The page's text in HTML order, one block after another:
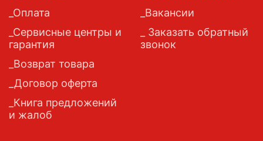
Оплата
Сервисные центры и
гарантия
Возврат товара
Договор оферта
Книга предложений
и жалоб
Вакансии
Заказать обратный
звонок